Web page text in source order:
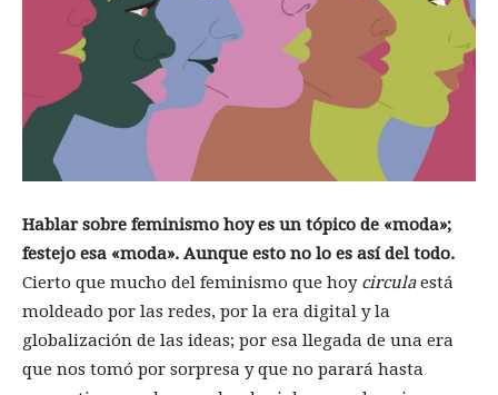
Hablar sobre feminismo hoy es un tópico de «moda»;
festejo esa «moda». Aunque esto no lo es así del todo.
Cierto que mucho del feminismo que hoy circulaestá
moldeado por las redes, por la era digital y la
globalización de las ideas; por esa llegada de una era
que nos tomó por sorpresa y que no parará hasta